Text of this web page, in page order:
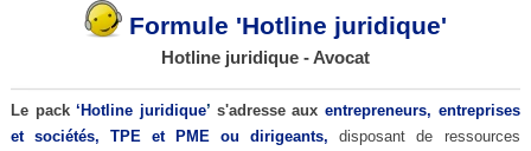
Formule 'Hotline juridique'
Hotline juridique - Avocat
Le pack‘Hotline juridique’s'adresse aux entrepreneurs, entreprises
et sociétés, TPE et PME ou dirigeants, disposant de ressources